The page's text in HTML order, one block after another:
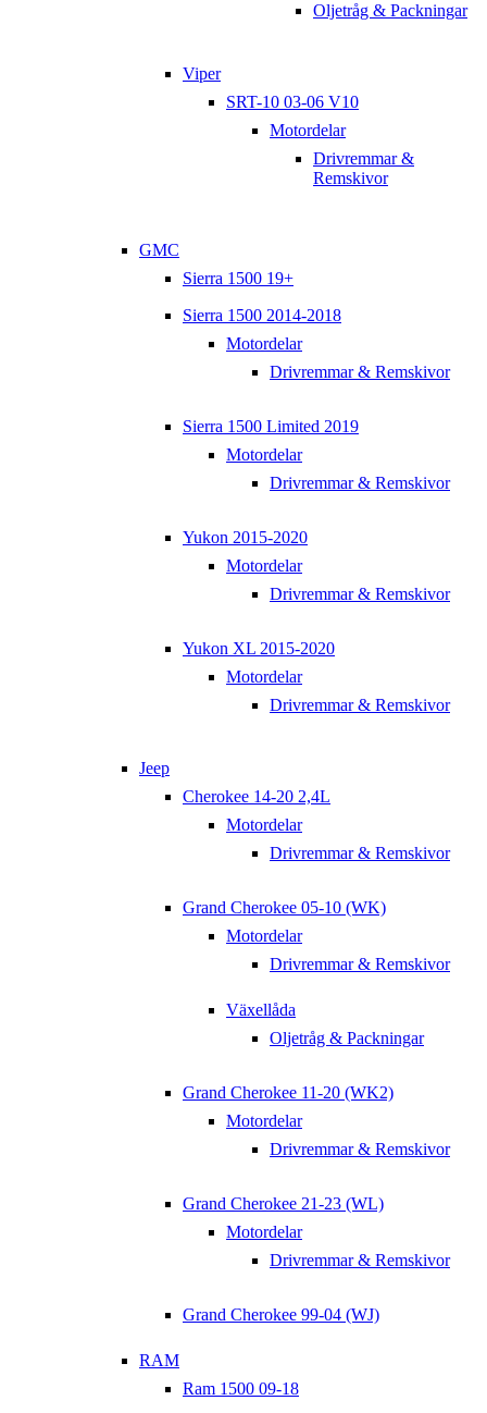
Oljetråg & Packningar
Viper
SRT-10 03-06 V10
Motordelar
Drivremmar &
Remskivor
GMC
Sierra 1500 19+
Sierra 1500 2014-2018
Motordelar
Drivremmar & Remskivor
Sierra 1500 Limited 2019
Motordelar
Drivremmar & Remskivor
Yukon 2015-2020
Motordelar
Drivremmar & Remskivor
Yukon XL 2015-2020
Motordelar
Drivremmar & Remskivor
Jeep
Cherokee 14-20 2,4L
Motordelar
Drivremmar & Remskivor
Grand Cherokee 05-10 (WK)
Motordelar
Drivremmar & Remskivor
Växellåda
Oljetråg & Packningar
Grand Cherokee 11-20 (WK2)
Motordelar
Drivremmar & Remskivor
Grand Cherokee 21-23 (WL)
Motordelar
Drivremmar & Remskivor
Grand Cherokee 99-04 (WJ)
RAM
Ram 1500 09-18